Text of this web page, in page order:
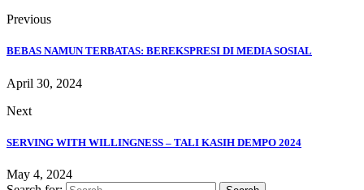
Previous
BEBAS NAMUN TERBATAS: BEREKSPRESI DI MEDIA SOSIAL
April 30, 2024
Next
SERVING WITH WILLINGNESS – TALI KASIH DEMPO 2024
May 4, 2024